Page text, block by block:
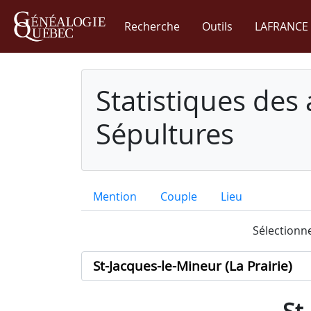
Recherche Outils
Statistiques des
Sépultures
Mention Couple Lieu